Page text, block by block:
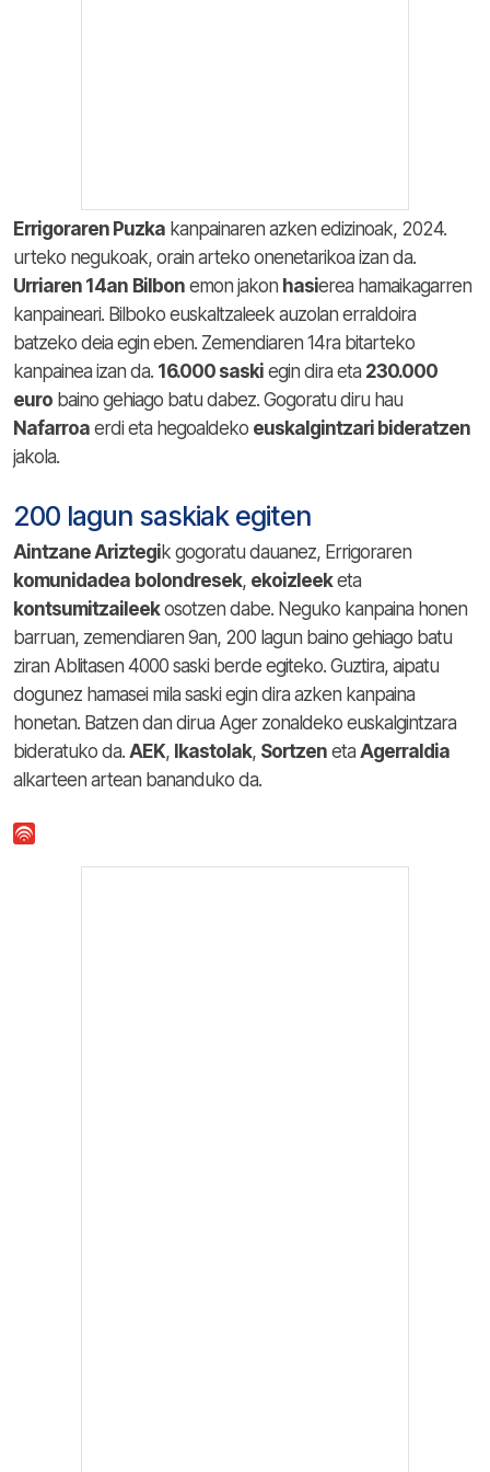
Errigoraren Puzka kanpainaren azken edizinoak, 2024.
urteko negukoak, orain arteko onenetarikoa izan da.
Urriaren 14an Bilbon emon jakon hasierea hamaikagarren
kanpaineari. Bilboko euskaltzaleek auzolan erraldoira
batzeko deia egin eben. Zemendiaren 14ra bitarteko
kanpainea izan da. 16.000 saski egin dira eta 230.000
euro baino gehiago batu dabez. Gogoratu diru hau
Nafarroa erdi eta hegoaldeko euskalgintzari bideratzen
jakola.
200 lagun saskiak egiten
Aintzane Ariztegik gogoratu dauanez, Errigoraren
komunidadea bolondresek, ekoizleeketa
kontsumitzaileekosotzen dabe. Neguko kanpaina honen
barruan, zemendiaren 9an, 200 lagun baino gehiago batu
ziran Ablitasen 4000 saski berde egiteko. Guztira, aipatu
dogunez hamasei mila saski egin dira azken kanpaina
honetan. Batzen dan dirua Ager zonaldeko euskalgintzara
bideratuko da. AEK, Ikastolak, Sortzen eta Agerraldia
alkarteen artean bananduko da.